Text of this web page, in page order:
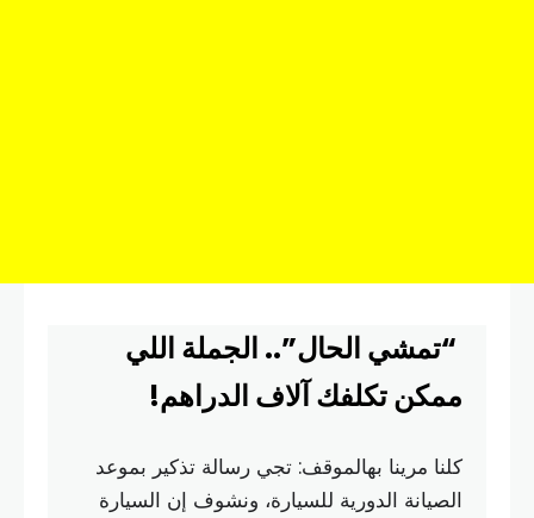
“تمشي الحال”.. الجملة اللي
ممكن تكلفك آلاف الدراهم!
كلنا مرينا بهالموقف: تجي رسالة تذكير بموعد
الصيانة الدورية للسيارة، ونشوف إن السيارة